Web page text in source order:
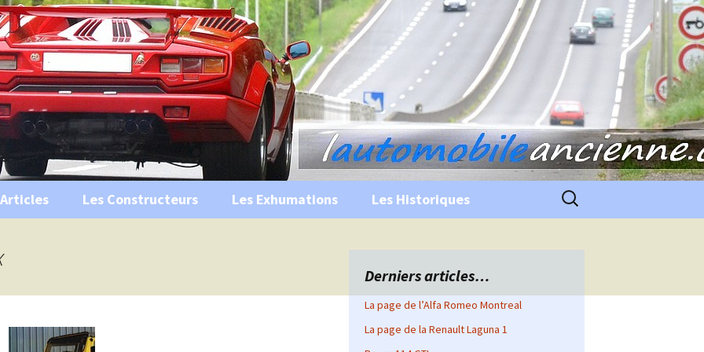
Ancienne
historiques …
Les Constructeurs Les Exhumations Les Historiques Rechercher :
Derniers articles…
La page de l’Alfa Romeo Montreal
La page de la Renault Laguna 1